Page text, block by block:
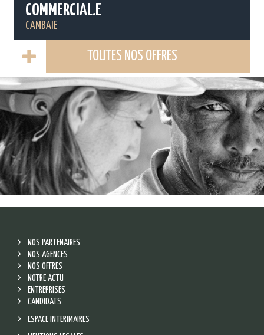
COMMERCIAL.E
CAMBAIE
TOUTES NOS OFFRES
NOS PARTENAIRES
NOS AGENCES
NOS OFFRES
NOTRE ACTU
ENTREPRISES
CANDIDATS
ESPACE INTERIMAIRES